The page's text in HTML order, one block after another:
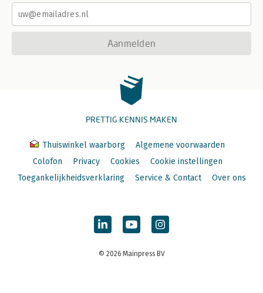
Aanmelden
PRETTIG KENNIS MAKEN
Thuiswinkel waarborg
Algemene voorwaarden
Colofon
Privacy Cookies
Cookie instellingen
Toegankelijkheidsverklaring
Service & Contact Over ons
© 2026 Mainpress BV